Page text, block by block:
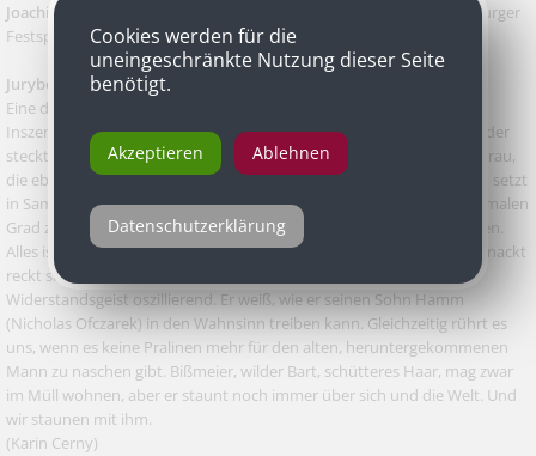
Joachim Bißmeier
als Nagg in „Endspiel“ von Samuel Beckett, Salzburger
Festspiele in Koproduktion mit dem Akademietheater
Jurybegründung
Eine durchwegs undankbare Rolle: Nagg befindet sich die ganz
Inszenierung über in einer Mülltonne, meist unsichtbar, hin und wieder
steckt er den Oberkörper heraus, um mit seinem Sohn oder seiner Frau,
die ebenfalls in einer Mülltonne lebt, zu kommunizieren. Dieter Dorn setzt
in Samuel Becketts „Endspiel“ auf virtuose Schauspieler, die den schmalen
Grad zwischen Klamauk und Endzeitstimmung souverän beherrschen.
Alles ist hier Theater, der Ton auf Sprachmusik gestellt. Zahnlos und nackt
reckt sich Joachim Bißmeier aus der Tonne, zwischen Sanftmut und
Widerstandsgeist oszillierend. Er weiß, wie er seinen Sohn Hamm
(Nicholas Ofczarek) in den Wahnsinn treiben kann. Gleichzeitig rührt es
uns, wenn es keine Pralinen mehr für den alten, heruntergekommenen
Mann zu naschen gibt. Bißmeier, wilder Bart, schütteres Haar, mag zwar
im Müll wohnen, aber er staunt noch immer über sich und die Welt. Und
wir staunen mit ihm.
(Karin Cerny)
Cookies werden für die
uneingeschränkte Nutzung dieser Seite
benötigt.
Akzeptieren Ablehnen
Datenschutzerklärung